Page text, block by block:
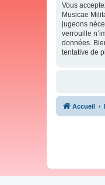
Vous
Musicae
jugeons
verrouille
données.
tentative de
Accueil